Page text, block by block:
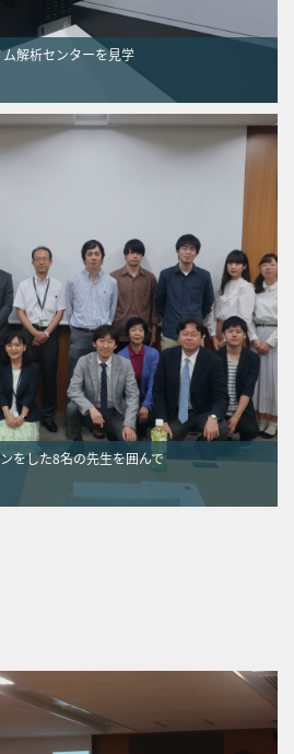
解析センターを見学
をした8名の先生を囲んで